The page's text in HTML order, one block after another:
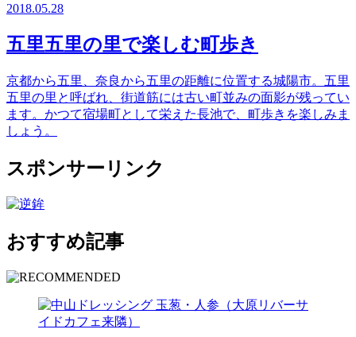
2018.05.28
五里五里の里で楽しむ町歩き
京都から五里、奈良から五里の距離に位置する城陽市。五里
五里の里と呼ばれ、街道筋には古い町並みの面影が残ってい
ます。かつて宿場町として栄えた長池で、町歩きを楽しみま
しょう。
スポンサーリンク
おすすめ記事